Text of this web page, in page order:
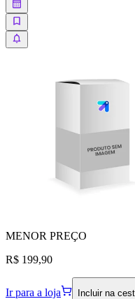
MENOR PREÇO
R$ 199,90
Ir para a loja Incluir na